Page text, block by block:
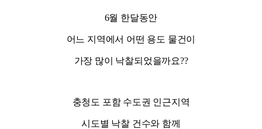
6월 한달동안
어느 지역에서 어떤 용도 물건이
가장 많이 낙찰되었을까요??
충청도 포함 수도권 인근지역
시도별 낙찰 건수와 함께